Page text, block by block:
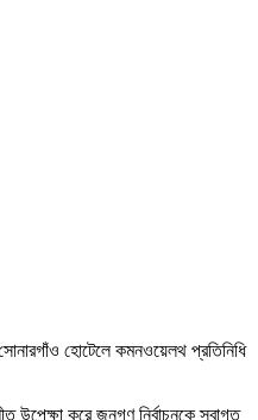
হোটেলে কমনওয়েলথ প্রতিনিধি
উপেক্ষা করে জনগণ নির্বাচনকে স্বাগত